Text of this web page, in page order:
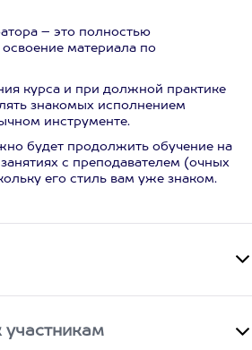
– это полностью
материала по
курса и при должной практике
знакомых исполнением
инструменте.
будет продолжить обучение на
с преподавателем (очных
его стиль вам уже знаком.
участникам